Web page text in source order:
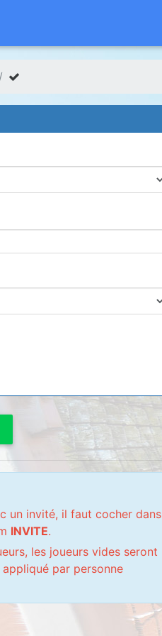
un invité, il faut cocher dans
INVITE.
les joueurs vides seront
par personne